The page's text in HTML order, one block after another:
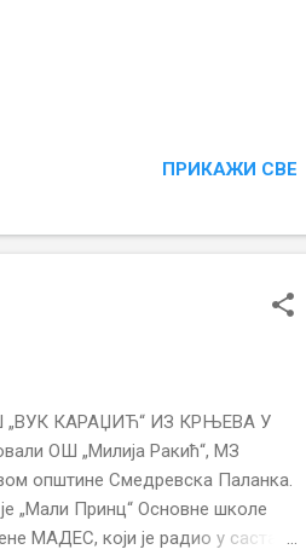
ПРИКАЖИ СВЕ
КАРАЏИЋ“ ИЗ КРЊЕВА У
ОШ „Милија Ракић“, МЗ
општине Смедревска Паланка.
„Мали Принц“ Основне школе
МАДЕС, који је радио у саставу